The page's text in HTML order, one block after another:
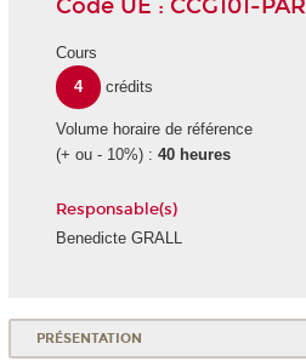
Code UE : CCG101-PAR
Cours
4
crédits
Volume horaire de référence
(+ ou - 10%) : 40 heures
Responsable(s)
Benedicte GRALL
PRÉSENTATION